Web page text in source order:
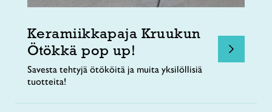
Keramiikkapaja Kruukun
Ötökkä pop up!
Savesta tehtyjä ötököitä ja muita yksilöllisiä
tuotteita!